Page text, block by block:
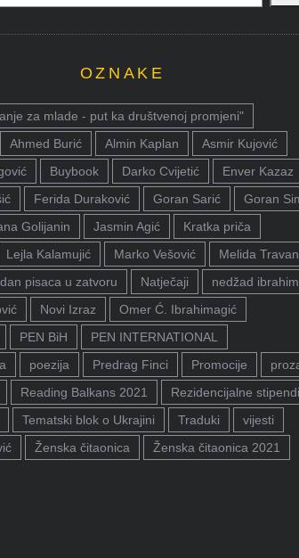
OZNAKE
za mlade - put ka društvenoj promjeni"
Ahmed Burić Almin Kaplan
Asmir Kujović
Buybook Darko Cvijetić
Enver Kazaz
Ferida Duraković Goran Sarić
Goran
Golijanin Jasmin Agić
Kratka priča
Lejla Kalamujić Marko Vešović
Melida
pisaca u zatvoru
Natječaji
nedžad
Novi Izraz
Omer Ć. Ibrahimagić
PEN BiH
PEN INTERNATIONAL
poezija Predrag Finci Promocije
Reading Balkans 2021
Rezidencijalne
Tematski blok o Ukrajini Traduki
vijesti
Ženska čitaonica Ženska čitaonica 2021